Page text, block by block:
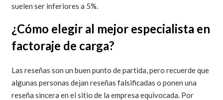
suelen ser inferiores a 5%.
¿Cómo elegir al mejor especialista en
factoraje de carga?
Las reseñas son un buen punto de partida, pero recuerde que
algunas personas dejan reseñas falsificadas o ponen una
reseña sincera en el sitio de la empresa equivocada. Por